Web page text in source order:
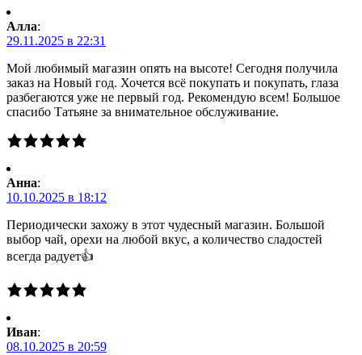
Алла:
29.11.2025 в 22:31
Мой любимый магазин опять на высоте! Сегодня получила
заказ на Новый год. Хочется всё покупать и покупать, глаза
разбегаются уже не первый год. Рекомендую всем! Большое
спасибо Татьяне за внимательное обслуживание.
Анна:
10.10.2025 в 18:12
Периодически захожу в этот чудесный магазин. Большой
выбор чай, орехи на любой вкус, а количество сладостей
всегда радует👍
Иван:
08.10.2025 в 20:59